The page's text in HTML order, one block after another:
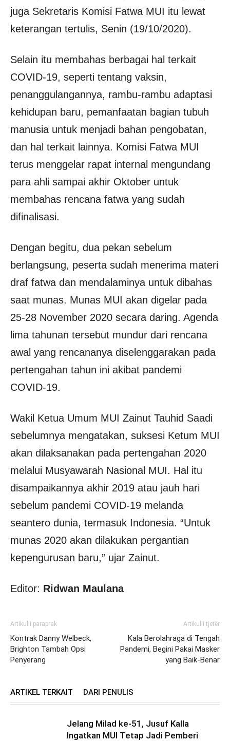
juga Sekretaris Komisi Fatwa MUI itu lewat
keterangan tertulis, Senin (19/10/2020).
Selain itu membahas berbagai hal terkait
COVID-19, seperti tentang vaksin,
penanggulangannya, rambu-rambu adaptasi
kehidupan baru, pemanfaatan bagian tubuh
manusia untuk menjadi bahan pengobatan,
dan hal terkait lainnya. Komisi Fatwa MUI
terus menggelar rapat internal mengundang
para ahli sampai akhir Oktober untuk
membahas rencana fatwa yang sudah
difinalisasi.
Dengan begitu, dua pekan sebelum
berlangsung, peserta sudah menerima materi
draf fatwa dan mendalaminya untuk dibahas
saat munas. Munas MUI akan digelar pada
25-28 November 2020 secara daring. Agenda
lima tahunan tersebut mundur dari rencana
awal yang rencananya diselenggarakan pada
pertengahan tahun ini akibat pandemi
COVID-19.
Wakil Ketua Umum MUI Zainut Tauhid Saadi
sebelumnya mengatakan, suksesi Ketum MUI
akan dilaksanakan pada pertengahan 2020
melalui Musyawarah Nasional MUI. Hal itu
disampaikannya akhir 2019 atau jauh hari
sebelum pandemi COVID-19 melanda
seantero dunia, termasuk Indonesia. “Untuk
munas 2020 akan dilakukan pergantian
kepengurusan baru,” ujar Zainut.
Editor: Ridwan Maulana
Artikulli paraprak
Kontrak Danny Welbeck,
Brighton Tambah Opsi
Penyerang
Artikulli tjetër
Kala Berolahraga di Tengah
Pandemi, Begini Pakai Masker
yang Baik-Benar
ARTIKEL TERKAIT DARI PENULIS
Jelang Milad ke-51, Jusuf Kalla
Ingatkan MUI Tetap Jadi Pemberi